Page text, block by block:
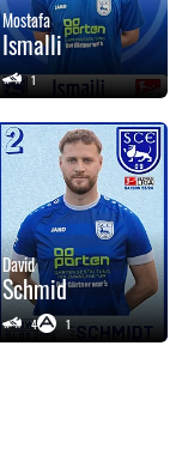
Mostafa
Ismalli
1
David
Schmid
4 1